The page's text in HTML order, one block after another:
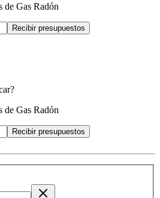
de Gas Radón
Recibir presupuestos
de Gas Radón
Recibir presupuestos